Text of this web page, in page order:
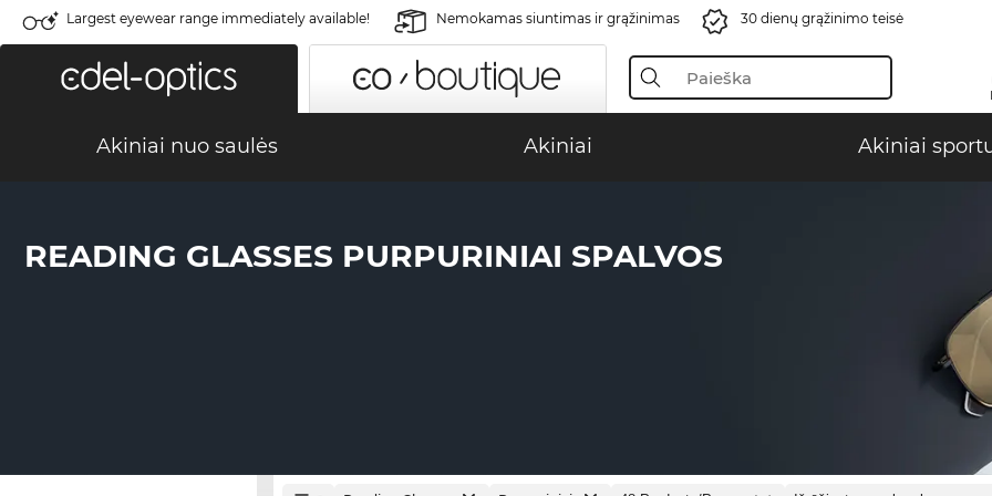
Largest eyewear range immediately available! Nemokamas siuntimas ir grąžinimas 30 dienų grąžinimo teisė
Akiniai nuo saulės Akiniai Akiniai
READING GLASSES PURPURINIAI SPALVOS